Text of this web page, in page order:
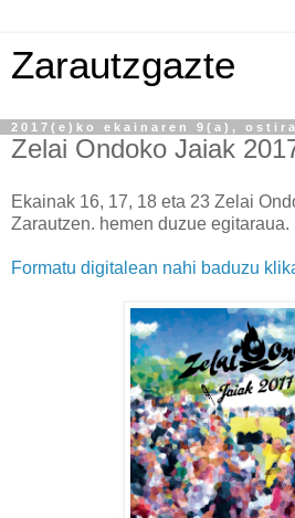
Zarautzgazte
2017(e)ko ekainaren 9(a),
Zelai Ondoko Jaiak
Ekainak 16, 17, 18 eta 23 Zelai
Zarautzen. hemen duzue egitaraua.
Formatu digitalean nahi baduzu